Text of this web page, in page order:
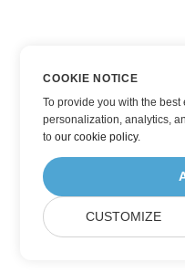
COOKIE NOTICE
To provide you with the
personalization, analytics,
toour cookie policy.
CUSTOMIZE